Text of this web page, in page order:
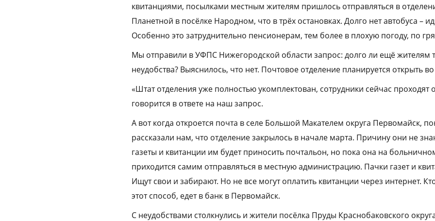
квитанциями, посылками местным жителям пришлось отправляться в
Планетной в посёлке Народном, что в трёх остановках. Долго нет автобуса –
Особенно это затруднительно пенсионерам, тем более в плохую погоду, по
Мы отправили в УФПС Нижегородской области запрос: долго ли ещё жителям
неудобства? Выяснилось, что нет. Почтовое отделение планируется открыть
«Штат отделения уже полностью укомплектован, сотрудники сейчас проходят
говорится в ответе на наш запрос.
А вот когда откроется почта в селе Большой Макателем округа Первомайск,
рассказали нам, что отделение закрылось в начале марта. Причину они не
газеты и квитанции им будет приносить почтальон, но пока она на
приходится самим отправляться в местную администрацию. Пачки газет и
Ищут свои и забирают. Но не все могут оплатить квитанции через интернет.
этот способ, едет в банк в Первомайск.
С неудобствами столкнулись и жители посёлка Пруды Краснобаковского